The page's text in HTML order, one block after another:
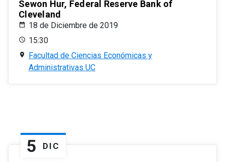
Sewon Hur, Federal Reserve Bank of
Cleveland
18 de Diciembre de 2019
15:30
Facultad de Ciencias Económicas y
Administrativas UC
5 DIC